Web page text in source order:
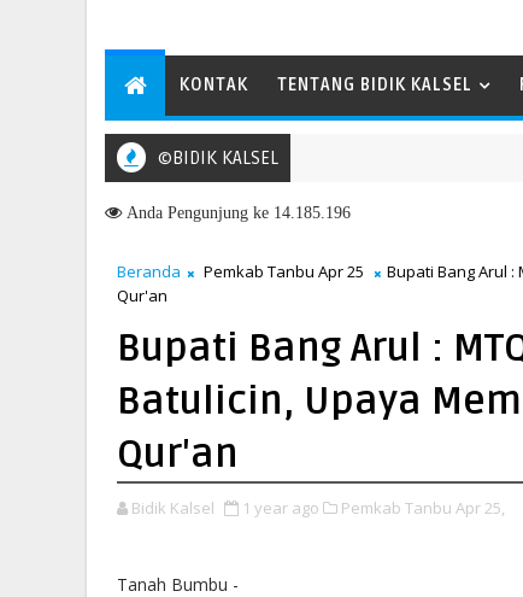
KONTAK TENTANG BIDIK KALSEL
©BIDIK KALSEL
HUT ke-51, Indocement Perkuat Langkah Menuju Masa
Anda Pengunjung ke 14.185.196
Beranda Pemkab Tanbu Apr 25
Bupati Bang Arul :
Qur'an
Bupati Bang Arul :
Batulicin, Upaya
Qur'an
Bidik Kalsel 1 year ago Pemkab Tanbu Apr 25,
Tanah Bumbu -